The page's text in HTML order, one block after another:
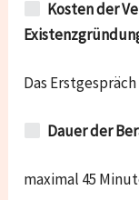
Kosten der
Das
Dauer der
maximal 45